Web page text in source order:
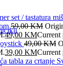
set / tastatura
59,00KM
49,00 KMCurrent
49,00KM
39,00 KMCurrent